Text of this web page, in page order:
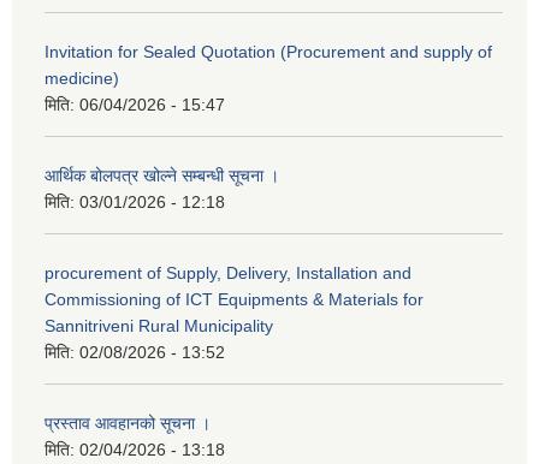
Invitation for Sealed Quotation (Procurement and supply of
medicine)
मिति: 06/04/2026 - 15:47
आर्थिक बोलपत्र खोल्ने सम्बन्धी सूचना ।
मिति: 03/01/2026 - 12:18
procurement of Supply, Delivery, Installation and
Commissioning of ICT Equipments & Materials for
Sannitriveni Rural Municipality
मिति: 02/08/2026 - 13:52
प्रस्ताव आवहानको सूचना ।
मिति: 02/04/2026 - 13:18